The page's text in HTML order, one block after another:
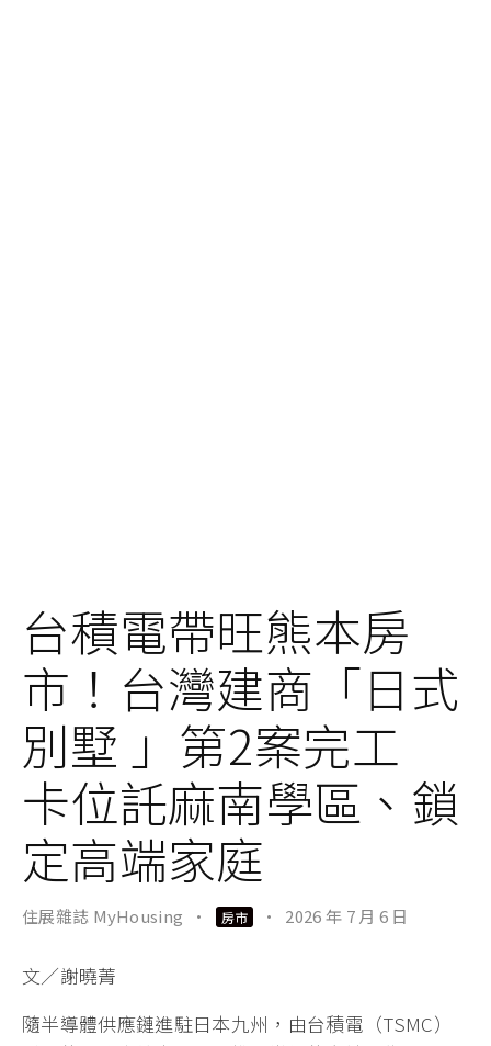
台積電帶旺熊本房
市！台灣建商「日式
別墅 」第2案完工
卡位託麻南學區、鎖
定高端家庭
住展雜誌 MyHousing · 房市 · 2026 年 7 月 6 日
文／謝曉菁
隨半導體供應鏈進駐日本九州，由台積電（TSMC）